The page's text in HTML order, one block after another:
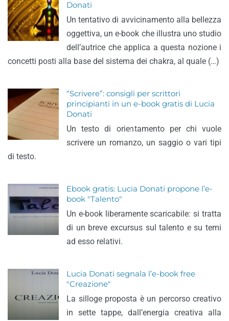
Donati
Un tentativo di avvicinamento alla bellezza
oggettiva, un e-book che illustra uno studio
dell’autrice che applica a questa nozione i
concetti posti alla base del sistema dei chakra, al quale (…)
“Scrivere”: consigli per scrittori
principianti in un e-book gratis di Lucia
Donati
Un testo di orientamento per chi vuole
scrivere un romanzo, un saggio o vari tipi
di testo.
Ebook gratis: Lucia Donati propone l’e-
book "Talento"
Un e-book liberamente scaricabile: si tratta
di un breve excursus sul talento e su temi
ad esso relativi.
Lucia Donati segnala l’e-book free
"Creazione"
La silloge proposta è un percorso creativo
in sette tappe, dall’energia creativa alla